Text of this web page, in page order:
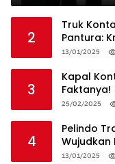
2
Truk
Pantura:
13/01/2025
3
Kapal
Faktanya!
25/02/2025
4
Pelindo
Wujudkan
Global
13/01/2025